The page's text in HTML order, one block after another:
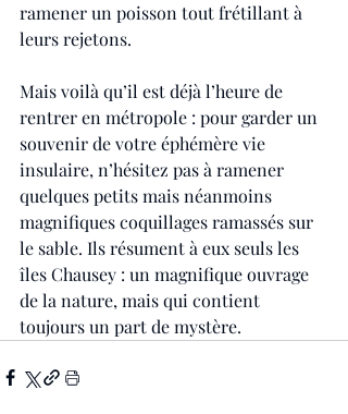
ramener un poisson tout frétillant à
leurs rejetons.
Mais voilà qu’il est déjà l’heure de
rentrer en métropole : pour garder un
souvenir de votre éphémère vie
insulaire, n’hésitez pas à ramener
quelques petits mais néanmoins
magnifiques coquillages ramassés sur
le sable. Ils résument à eux seuls les
îles Chausey : un magnifique ouvrage
de la nature, mais qui contient
toujours un part de mystère.